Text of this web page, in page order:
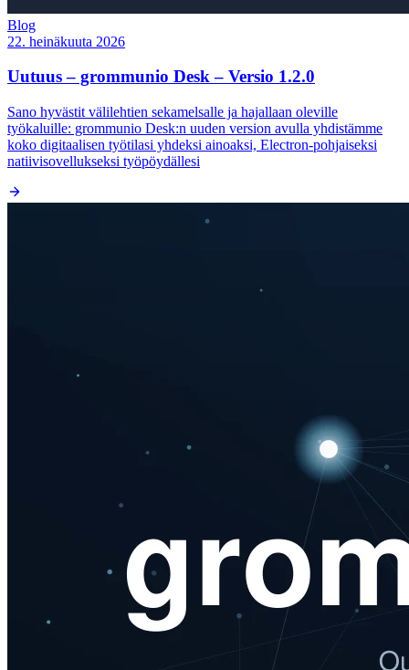
Blog
22. heinäkuuta 2026
Uutuus – grommunio Desk – Versio 1.2.0
Sano hyvästit välilehtien sekamelsalle ja hajallaan oleville
työkaluille: grommunio Desk:n uuden version avulla yhdistämme
koko digitaalisen työtilasi yhdeksi ainoaksi, Electron-pohjaiseksi
natiivisovellukseksi työpöydällesi